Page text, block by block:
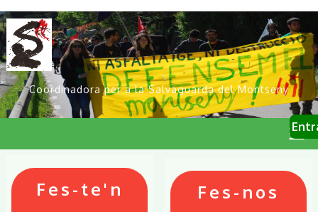
Vés
al
contingut
Coordinadora per a la Salvaguarda del Montseny
User
Primary
links
Fes-te'n
Fes-nos